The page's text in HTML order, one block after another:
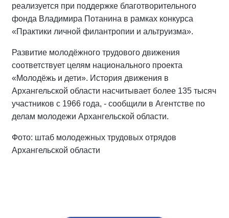
реализуется при поддержке благотворительного
фонда Владимира Потанина в рамках конкурса
«Практики личной филантропии и альтруизма».
Развитие молодёжного трудового движения
соответствует целям национального проекта
«Молодёжь и дети». История движения в
Архангельской области насчитывает более 135 тысяч
участников с 1966 года, - сообщили в Агентстве по
делам молодежи Архангельской области.
Фото: штаб молодежных трудовых отрядов
Архангельской области